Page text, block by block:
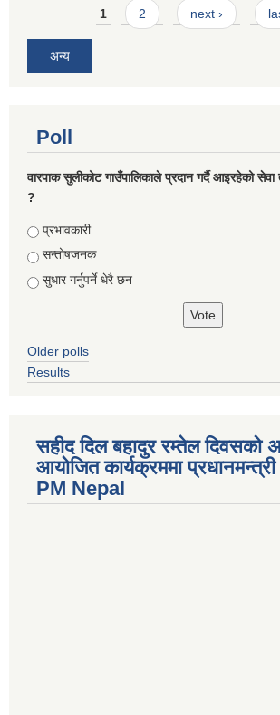
Pages1 2 next ›
अन्य
Poll
वारपाक सुलीकोट गाउँपालिकाले प्रदान गर्दै आइरहेको सेवा
?
Choices
प्रभावकारी
सन्तोषजनक
सुधार गर्नुपर्ने धेरै छन
Older polls
Results
सहीद दिल बहादुर रम्तेल दिवसको
आयोजित कार्यक्रममा
PM Nepal